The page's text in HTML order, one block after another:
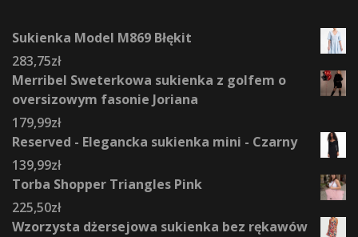
Sukienka Model M869 Błękit
283,75zł
Merribel Sweterkowa sukienka z golfem o
oversizowym fasonie Joriana
179,99zł
Reserved - Elegancka sukienka mini - Czarny
139,99zł
Torba Shopper Triangles Pink
225,50zł
Wzorzysta dżersejowa sukienka bez rękawów